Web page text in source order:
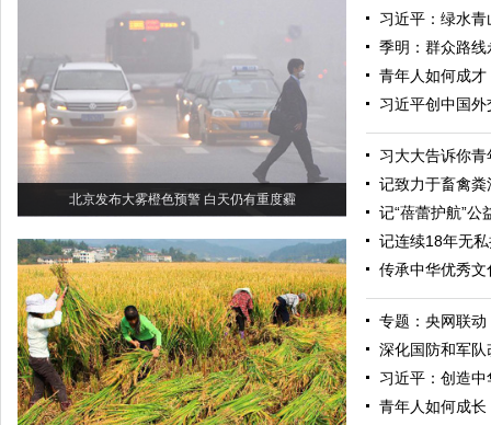
北京发布大雾橙色预警 白天仍有重度霾
习近平：绿水
季明：群众路线
青年人如何成
习近平创中国外
习大大告诉你
记致力于畜禽
记“蓓蕾护航”公
记连续18年无
传承中华优秀
专题：央网联动
深化国防和军
习近平：创造
青年人如何成